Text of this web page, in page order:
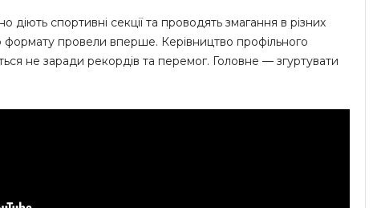
спортивні секції та проводять змагання в різних
формату провели вперше. Керівництво профільного
не заради рекордів та перемог. Головне — згуртувати